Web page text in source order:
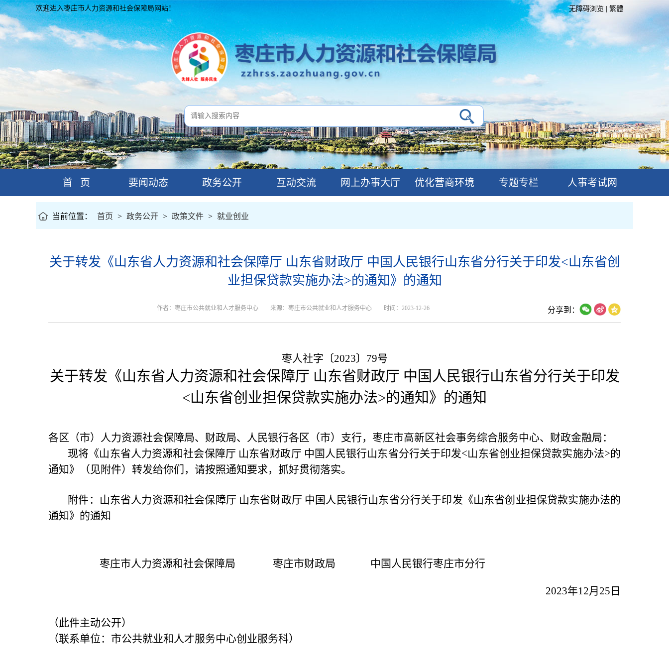
欢迎进入枣庄市人力资源和社会保障局网站！ 无障碍浏览 繁體
首 页 要闻动态 政务公开 互动交流 网上办事大厅 优化营商环境 专题专栏 人事考试网
当前位置： 首页 > 政务公开 > 政策文件 > 就业创业
关于转发《山东省人力资源和社会保障厅 山东省财政厅 中国人民银行山东省分行关于印发<山东省创
业担保贷款实施办法>的通知》的通知
作者：枣庄市公共就业和人才服务中心 来源：枣庄市公共就业和人才服务中心 时间：2023-12-26 分享到：
枣人社字〔2023〕 79号
关于转发《山东省人力资源和社会保障厅 山东省财政厅 中国人民银行山东省分行关于印发
<山东省创业担保贷款实施办法>的通知》的通知
各区（市）人力资源社会保障局、财政局、人民银行各区（市）支行，枣庄市高新区社会事务综合服务中心、财政金融局：
现将《山东省人力资源和社会保障厅 山东省财政厅 中国人民银行山东省分行关于印发<山东省创业担保贷款实施办法>的
通知》（见附件）转发给你们，请按照通知要求，抓好贯彻落实。
附件：山东省人力资源和社会保障厅 山东省财政厅 中国人民银行山东省分行关于印发《山东省创业担保贷款实施办法的
通知》的通知
枣庄市人力资源和社会保障局 枣庄市财政局 中国人民银行枣庄市分行
2023年12月25日
（此件主动公开）
（联系单位：市公共就业和人才服务中心创业服务科）